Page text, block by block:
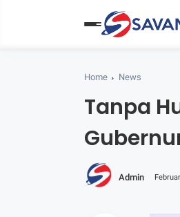
Home News
Tanpa
Admin